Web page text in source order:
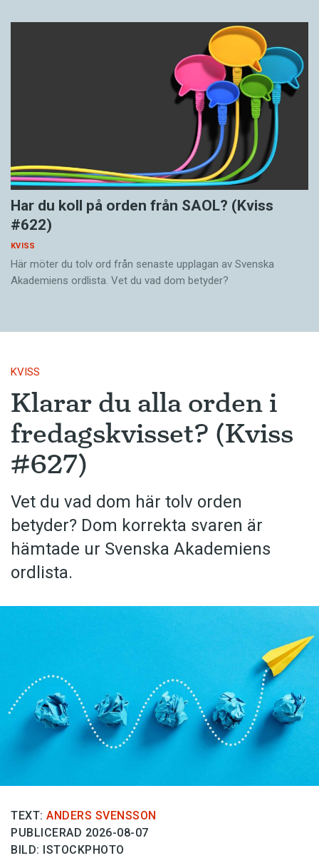
Har du koll på orden från SAOL? (Kviss
#622)
KVISS
Här möter du tolv ord från senaste upplagan av Svenska
Akademiens ordlista. Vet du vad dom betyder?
KVISS
Klarar du alla orden i
fredagskvisset? (Kviss
#627)
Vet du vad dom här tolv orden
betyder? Dom korrekta svaren är
hämtade ur Svenska Akademiens
ordlista.
TEXT: ANDERS SVENSSON
PUBLICERAD 2026-08-07
BILD: ISTOCKPHOTO